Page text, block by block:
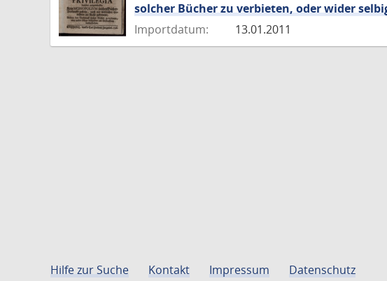
solcher Bücher zu verbieten, oder wider
Importdatum:
13.01.2011
Hilfe zur Suche Kontakt Impressum Datenschutz